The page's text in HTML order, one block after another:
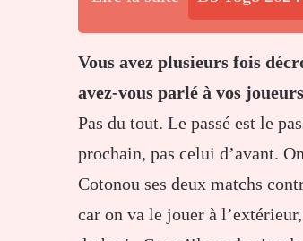
Vous avez plusieurs fois
avez-vous parlé à vos
Pas du tout. Le passé est le
prochain, pas celui d’avant.
Cotonou ses deux matchs
car on va le jouer à